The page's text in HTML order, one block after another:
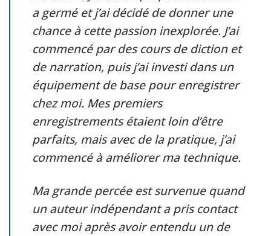
a germé et j’ai décidé de donner une
chance à cette passion inexplorée. J’ai
commencé par des cours de diction et
de narration, puis j’ai investi dans un
équipement de base pour enregistrer
chez moi. Mes premiers
enregistrements étaient loin d’être
parfaits, mais avec de la pratique, j’ai
commencé à améliorer ma technique.
Ma grande percée est survenue quand
un auteur indépendant a pris contact
avec moi après avoir entendu un de